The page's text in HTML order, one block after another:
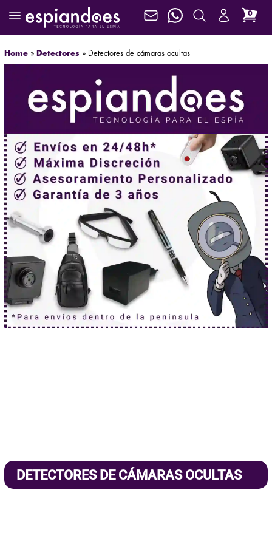
0
Home» Detectores » Detectores de cámaras ocultas
DETECTORES DE CÁMARAS OCULTAS